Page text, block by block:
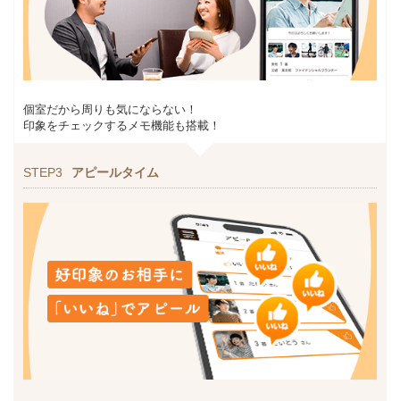
個室だから周りも気にならない！
印象をチェックするメモ機能も搭載！
STEP3 アピールタイム